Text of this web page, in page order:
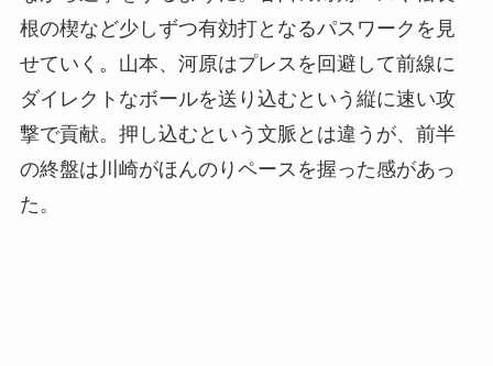
根の楔など少しずつ有効打となるパスワークを見
せていく。山本、河原はプレスを回避して前線に
ダイレクトなボールを送り込むという縦に速い攻
撃で貢献。押し込むという文脈とは違うが、前半
の終盤は川崎がほんのりペースを握った感があっ
た。